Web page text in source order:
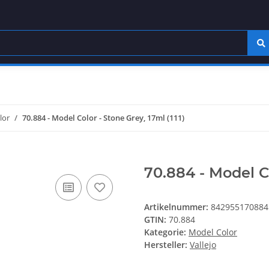
70.884 - Model Color - Stone Grey, 17ml (111)
70.884 - Model
Artikelnummer:
GTIN: 70.884
Kategorie: Model Color
Hersteller: Vallejo